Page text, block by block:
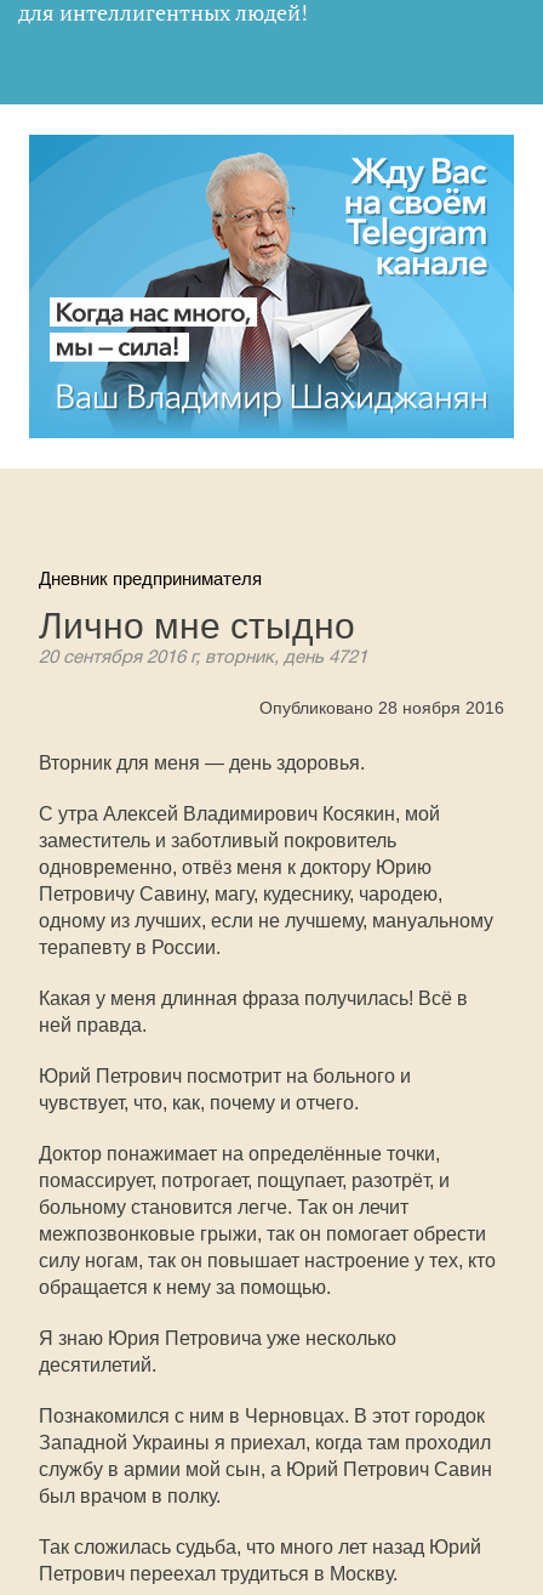
для интеллигентных людей!
Дневник предпринимателя
Лично мне стыдно
20 сентября 2016 г, вторник, день 4721
Опубликовано 28 ноября 2016
Вторник для меня — день здоровья.
С утра Алексей Владимирович Косякин, мой
заместитель и заботливый покровитель
одновременно, отвёз меня к доктору Юрию
Петровичу Савину, магу, кудеснику, чародею,
одному из лучших, если не лучшему, мануальному
терапевту в России.
Какая у меня длинная фраза получилась! Всё в
ней правда.
Юрий Петрович посмотрит на больного и
чувствует, что, как, почему и отчего.
Доктор понажимает на определённые точки,
помассирует, потрогает, пощупает, разотрёт, и
больному становится легче. Так он лечит
межпозвонковые грыжи, так он помогает обрести
силу ногам, так он повышает настроение у тех, кто
обращается к нему за помощью.
Я знаю Юрия Петровича уже несколько
десятилетий.
Познакомился с ним в Черновцах. В этот городок
Западной Украины я приехал, когда там проходил
службу в армии мой сын, а Юрий Петрович Савин
был врачом в полку.
Так сложилась судьба, что много лет назад Юрий
Петрович переехал трудиться в Москву.